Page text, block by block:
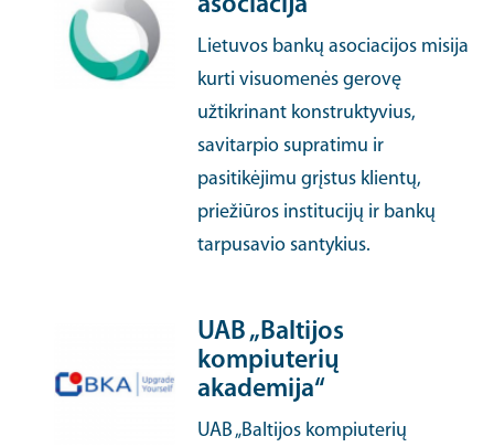
asociacija
Lietuvos bankų asociacijos misija
kurti visuomenės gerovę
užtikrinant konstruktyvius,
savitarpio supratimu ir
pasitikėjimu grįstus klientų,
priežiūros institucijų ir bankų
tarpusavio santykius.
UAB „Baltijos
kompiuterių
akademija“
UAB „Baltijos kompiuterių